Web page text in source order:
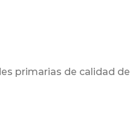
primarias de calidad de